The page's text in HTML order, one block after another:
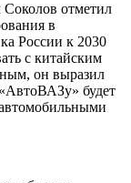
отметил
в
России к 2030
с китайским
он выразил
будет